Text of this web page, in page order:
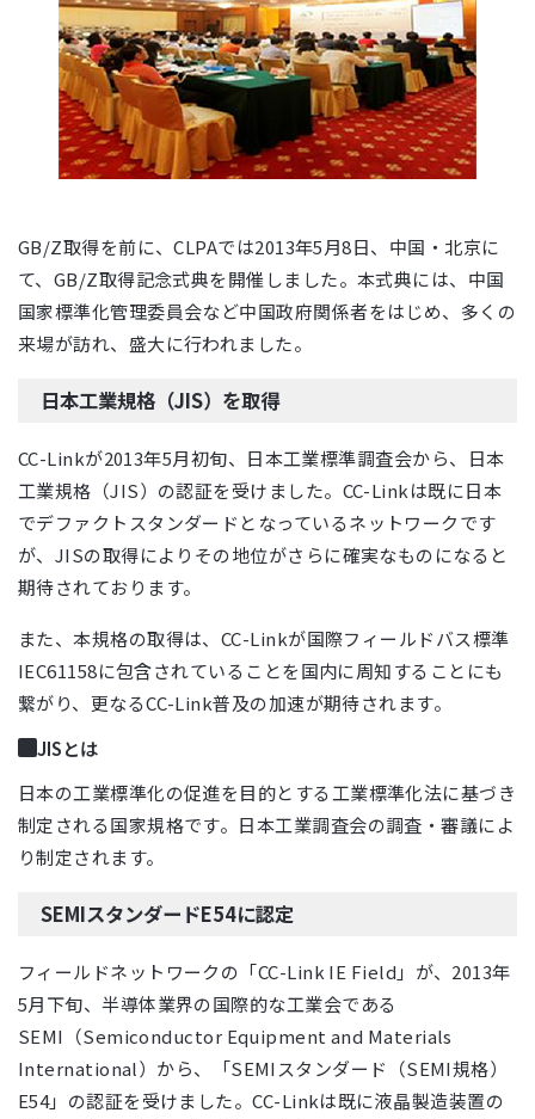
GB/Z取得を前に、CLPAでは2013年5月8日、中国・北京に
て、GB/Z取得記念式典を開催しました。本式典には、中国
国家標準化管理委員会など中国政府関係者をはじめ、多くの
来場が訪れ、盛大に行われました。
日本工業規格（JIS）を取得
CC-Linkが2013年5月初旬、日本工業標準調査会から、日本
工業規格（JIS）の認証を受けました。CC-Linkは既に日本
でデファクトスタンダードとなっているネットワークです
が、JISの取得によりその地位がさらに確実なものになると
期待されております。
また、本規格の取得は、CC-Linkが国際フィールドバス標準
IEC61158に包含されていることを国内に周知することにも
繋がり、更なるCC-Link普及の加速が期待されます。
JISとは
日本の工業標準化の促進を目的とする工業標準化法に基づき
制定される国家規格です。日本工業調査会の調査・審議によ
り制定されます。
SEMIスタンダードE54に認定
フィールドネットワークの「CC-Link IE Field」が、2013年
5月下旬、半導体業界の国際的な工業会である
SEMI（Semiconductor Equipment and Materials
International）から、「SEMIスタンダード（SEMI規格）
E54」の認証を受けました。CC-Linkは既に液晶製造装置の